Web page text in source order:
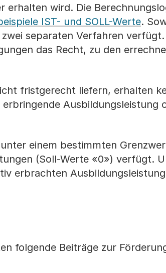
erhalten wird. Die
IST- und SOLL-Werte.
separaten Verfahren
das Recht, zu den
fristgerecht liefern, erhalten
Ausbildungsleistung
einem bestimmten
(Soll-Werte «0») verfügt.
erbrachten
folgende Beiträge zur